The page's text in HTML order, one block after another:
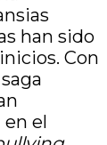
han sido
Con
en el